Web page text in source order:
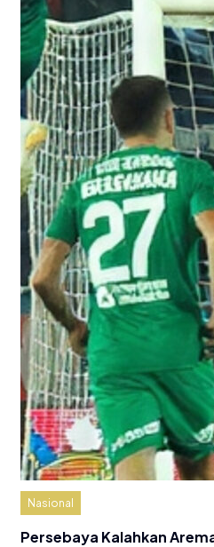
Nasional
Persebaya Kalahkan